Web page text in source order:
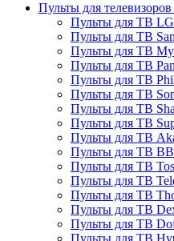
Пульты для телевизоров
Пульты для ТВ
Пульты для ТВ
Пульты для ТВ
Пульты для ТВ
Пульты для ТВ
Пульты для ТВ
Пульты для ТВ
Пульты для ТВ
Пульты для ТВ
Пульты для ТВ
Пульты для ТВ
Пульты для ТВ
Пульты для ТВ
Пульты для ТВ
Пульты для ТВ
Пульты для ТВ